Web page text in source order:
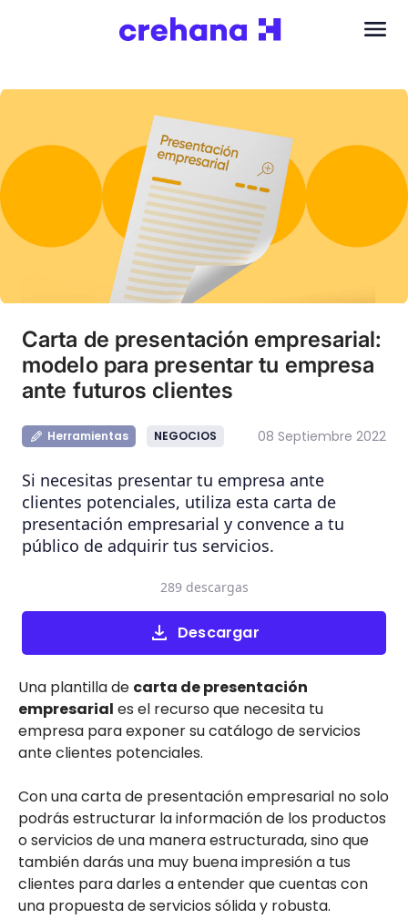
Carta de presentación empresarial:
modelo para presentar tu empresa
ante futuros clientes
Herramientas NEGOCIOS 08 Septiembre 2022
Si necesitas presentar tu empresa ante
clientes potenciales, utiliza esta carta de
presentación empresarial y convence a tu
público de adquirir tus servicios.
Descargar
289 descargas
Una plantilla de carta de presentación
empresarial es el recurso que necesita tu
empresa para exponer su catálogo de servicios
ante clientes potenciales.
Con una carta de presentación empresarial no solo
podrás estructurar la información de los productos
o servicios de una manera estructurada, sino que
también darás una muy buena impresión a tus
clientes para darles a entender que cuentas con
una propuesta de servicios sólida y robusta.